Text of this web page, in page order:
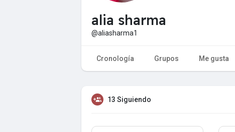
alia sharma
@aliasharma1
Cronología Grupos Me gusta
13 Siguiendo